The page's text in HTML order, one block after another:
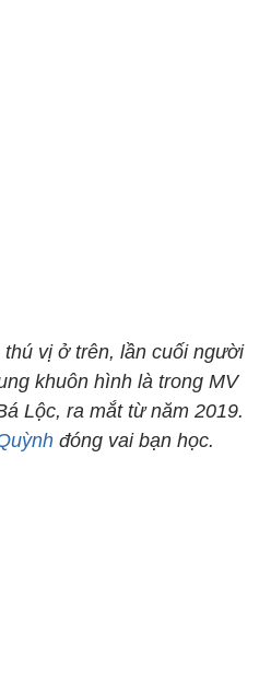
vị ở trên, lần cuối người
khuôn hình là trong MV
Lộc, ra mắt từ năm 2019.
đóng vai bạn học.